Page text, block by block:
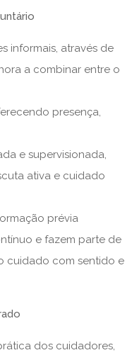
informais, através de
a combinar entre o
presença,
e supervisionada,
ativa e cuidado
prévia
e fazem parte de
cuidado com sentido e
dos cuidadores,